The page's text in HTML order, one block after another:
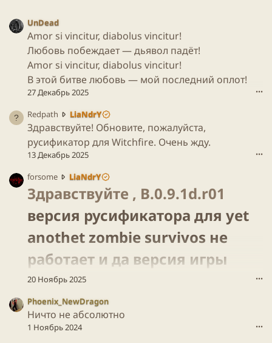
UnDead
Amor si vincitur, diabolus vincitur!
Любовь побеждает — дьявол падёт!
Amor si vincitur, diabolus vincitur!
В этой битве любовь — мой последний оплот!
27 Декабрь 2025 •••
Redpath LiaNdrY
e
d
p
н
п
с
л
п
Здравствуйте! Обновите, пожалуйста,
русификатор для Witchfire. Очень жду.
13 Декабрь 2025 •••
forsome LiaNdrY
o
r
s
o
m
e
н
а
а
Здравствуйте , B.0.9.1d.r01
версия русификатора для yet
anothet zombie survivos не
работает и да версия игры
совпадает​
20 Ноябрь 2025 •••
Phoenix_NewDragon
Ничто не абсолютно
1 Ноябрь 2024 •••